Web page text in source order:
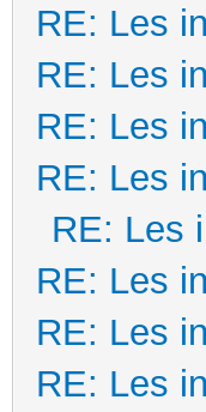
RE: Les
RE: Les
RE: Les
RE: Les
RE: Les
RE: Les
RE: Les
RE: Les